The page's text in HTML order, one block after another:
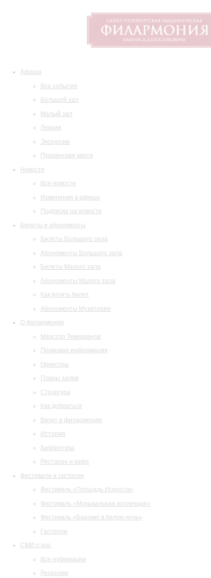
Афиша
Все события
Большой зал
Малый зал
Лекции
Экскурсии
Пушкинская карта
Новости
Все новости
Изменения в афише
Подписка на новости
Билеты и абонементы
Билеты Большого зала
Абонементы Большого зала
Билеты Малого зала
Абонементы Малого зала
Как купить билет
Абонементы Музитория
О филармонии
Маэстро Темирканов
Правовая информация
Оркестры
Планы залов
Структура
Как добраться
Визит в филармонию
История
Библиотека
Ресторан и кафе
Фестивали и гастроли
Фестиваль «Площадь Искусств»
Фестиваль «Музыкальная коллекция»
Фестиваль «Барокко в белую ночь»
Гастроли
СМИ о нас
Все публикации
Рецензии